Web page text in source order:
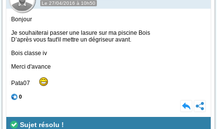
Le 27/04/2016 à 10h50
Bonjour
Je souhaiterai passer une lasure sur ma piscine Bois
D’après vous faut'il mettre un dégriseur avant.
Bois classe iv
Merci d'avance
Pata07
0
Sujet résolu !